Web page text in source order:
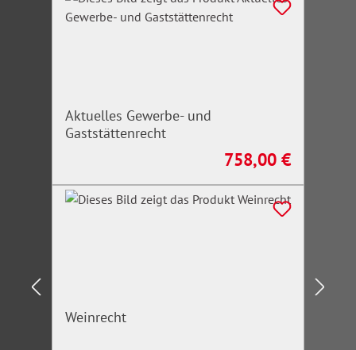
Aktuelles Gewerbe- und
Gaststättenrecht
Regulärer Preis:
758,00 €
Weinrecht